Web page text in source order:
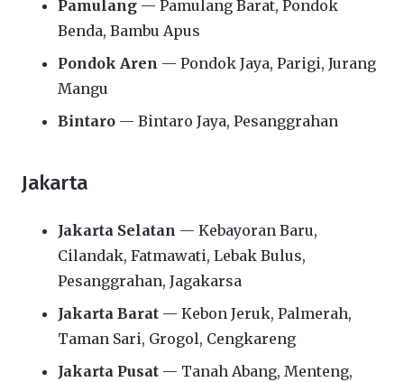
Pamulang — Pamulang Barat, Pondok
Benda, Bambu Apus
Pondok Aren — Pondok Jaya, Parigi, Jurang
Mangu
Bintaro — Bintaro Jaya, Pesanggrahan
Jakarta
Jakarta Selatan — Kebayoran Baru,
Cilandak, Fatmawati, Lebak Bulus,
Pesanggrahan, Jagakarsa
Jakarta Barat — Kebon Jeruk, Palmerah,
Taman Sari, Grogol, Cengkareng
Jakarta Pusat — Tanah Abang, Menteng,